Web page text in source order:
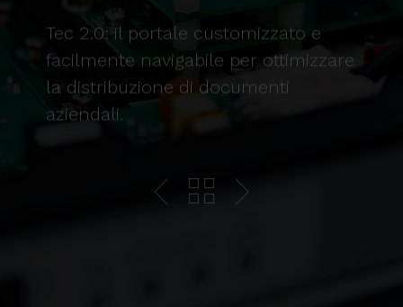
Tec 2.0: il portale customizzato e
facilmente navigabile per ottimizzare
la distribuzione di documenti
aziendali.